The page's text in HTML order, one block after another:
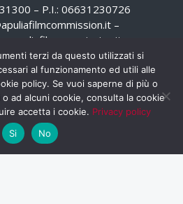
– P.I.: 06631230726
–
terzi da questo utilizzati si
al funzionamento ed utili alle
policy. Se vuoi saperne di più o
ad alcuni cookie, consulta la cookie
accetta i cookie. Privacy policy
Si
No